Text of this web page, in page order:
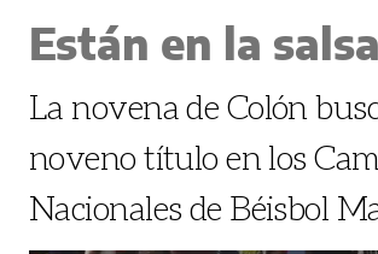
Están en la salsa
La novena de Colón
noveno título en los
Nacionales de Béisbol